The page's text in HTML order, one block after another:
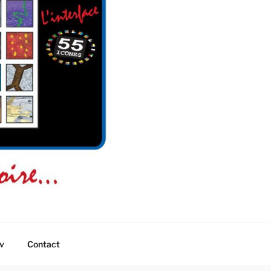
Contact